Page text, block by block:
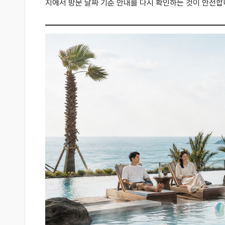
지에서 방문 날짜 기준 안내를 다시 확인하는 것이 안전합